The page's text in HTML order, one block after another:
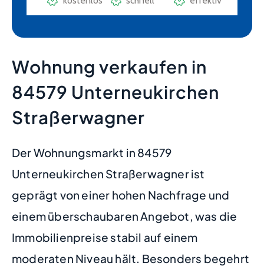
Wohnung verkaufen in
84579 Unterneukirchen
Straßerwagner
Der Wohnungsmarkt in 84579
Unterneukirchen Straßerwagner ist
geprägt von einer hohen Nachfrage und
einem überschaubaren Angebot, was die
Immobilienpreise stabil auf einem
moderaten Niveau hält. Besonders begehrt